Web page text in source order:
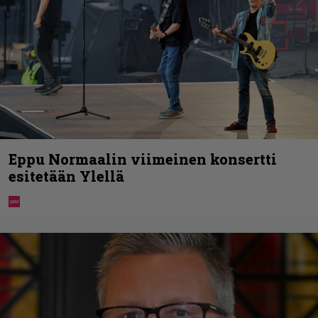
Eppu Normaalin viimeinen konsertti
esitetään Ylellä